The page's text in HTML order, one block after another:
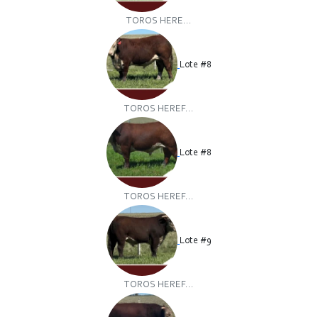
TOROS HERE...
Lote #8
TOROS HEREF...
Lote #8
TOROS HEREF...
Lote #9
TOROS HEREF...